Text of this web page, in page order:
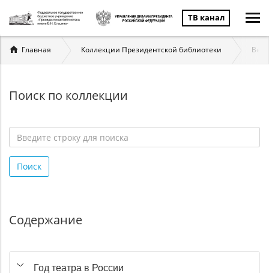
ТВ канал
Вы
здесь
Главная Коллекции Президентской библиотеки
Поиск по коллекции
строку
для
Поиск
Содержание
Год театра в России